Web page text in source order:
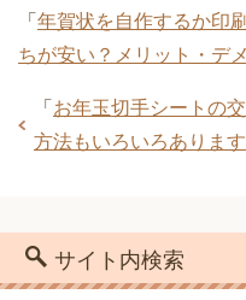
「 年賀状を自作するか印
ちが安い？メリット・デ
「 お年玉切手シートの
方法もいろいろあります
サイト内検索